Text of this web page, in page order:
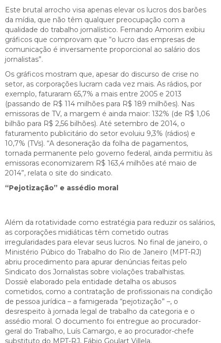
Este brutal arrocho visa apenas elevar os lucros dos barões
da mídia, que não têm qualquer preocupação com a
qualidade do trabalho jornalístico. Fernando Amorim exibiu
gráficos que comprovam que “o lucro das empresas de
comunicação é inversamente proporcional ao salário dos
jornalistas”.
Os gráficos mostram que, apesar do discurso de crise no
setor, as corporações lucram cada vez mais. As rádios, por
exemplo, faturaram 65,7% a mais entre 2005 e 2013
(passando de R$ 114 milhões para R$ 189 milhões). Nas
emissoras de TV, a margem é ainda maior: 132% (de R$ 1,06
bilhão para R$ 2,56 bilhões). Até setembro de 2014, o
faturamento publicitário do setor evoluiu 9,3% (rádios) e
10,7% (TVs). “A desoneração da folha de pagamentos,
tornada permanente pelo governo federal, ainda permitiu às
emissoras economizarem R$ 163,4 milhões até maio de
2014”, relata o site do sindicato.
“Pejotização” e assédio moral
Além da rotatividade como estratégia para reduzir os salários,
as corporações midiáticas têm cometido outras
irregularidades para elevar seus lucros. No final de janeiro, o
Ministério Púbico do Trabalho do Rio de Janeiro (MPT-RJ)
abriu procedimento para apurar denúncias feitas pelo
Sindicato dos Jornalistas sobre violações trabalhistas.
Dossiê elaborado pela entidade detalha os abusos
cometidos, como a contratação de profissionais na condição
de pessoa jurídica – a famigerada “pejotização” –, o
desrespeito à jornada legal de trabalho da categoria e o
assédio moral. O documento foi entregue ao procurador-
geral do Trabalho, Luís Camargo, e ao procurador-chefe
substituto do MPT-RJ, Fábio Goulart Villela.